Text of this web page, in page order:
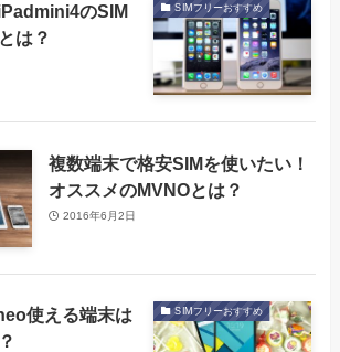
SIMフリーおすすめ
のSIM
は？
複数端末で格安SIMを使いたい！
オススメのMVNOとは？
2016年6月2日
SIMフリーおすすめ
使える端末は